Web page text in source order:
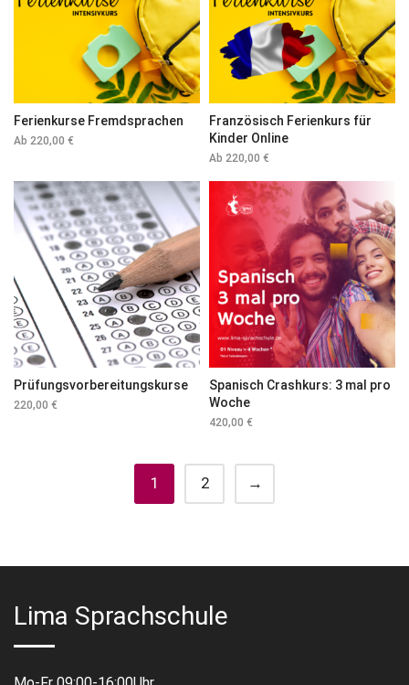
Ferienkurse Fremdsprachen
Ab 220,00 €
Französisch Ferienkurs für
Kinder Online
Ab 220,00 €
Prüfungsvorbereitungskurse
220,00 €
Spanisch Crashkurs: 3 mal pro
Woche
420,00 €
1 2 →
Lima Sprachschule